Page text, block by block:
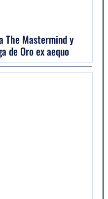
The Mastermind y
de Oro ex aequo